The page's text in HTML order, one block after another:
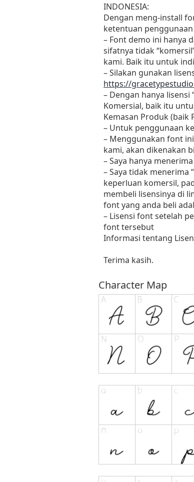
INDONESIA:
Dengan meng-install
ketentuan
– Font demo ini hanya
sifatnya tidak
kami. Baik itu untuk
– Silakan gunakan
https://
– Dengan hanya lisensi
Komersial, baik itu
Kemasan Produk
– Untuk penggunaan
– Menggunakan font
kami, akan dikenakan
– Saya hanya
– Saya tidak menerima
keperluan komersil,
membeli lisensinya di
font yang anda beli
– Lisensi font setelah
font tersebut
Informasi tentang
Terima kasih.
Character Map